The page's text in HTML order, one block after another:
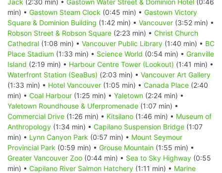
min) • Gastown Steam Clock (0:45 min) • Gastown Victory
Square & Dominion Building (1:42 min) • Vancouver (3:52 min) •
Robson Street & Robson Square (2:23 min) • Christ Church
Cathedral (1:08 min) • Vancouver Public Library (1:40 min) • BC
Place Stadium (1:33 min) • Science World (0:54 min) • Granville
Island (2:19 min) • Harbour Centre Tower (Lookout) (1:41 min) •
Waterfront Station (SeaBus) (2:03 min) • Vancouver Art Gallery
(1:33 min) • Hotel Vancouver (1:05 min) • Canada Place (2:40
min) • Coal Harbour (1:25 min) • Yaletown (2:24 min) •
Yaletown Roundhouse & Uferpromenade (1:07 min) •
Commercial Drive (1:26 min) • Kitsilano (1:46 min) • Museum of
Anthropology (1:34 min) • Capilano Suspension Bridge (1:07
min) • Lynn Canyon Park (0:57 min) • Mount Seymour
Provincial Park (0:59 min) • Grouse Mountain (1:55 min) •
Greater Vancouver Zoo (0:44 min) • Sea to Sky Highway (0:55
min) • Capilano River Salmon Hatchery (1:11 min) • Marine